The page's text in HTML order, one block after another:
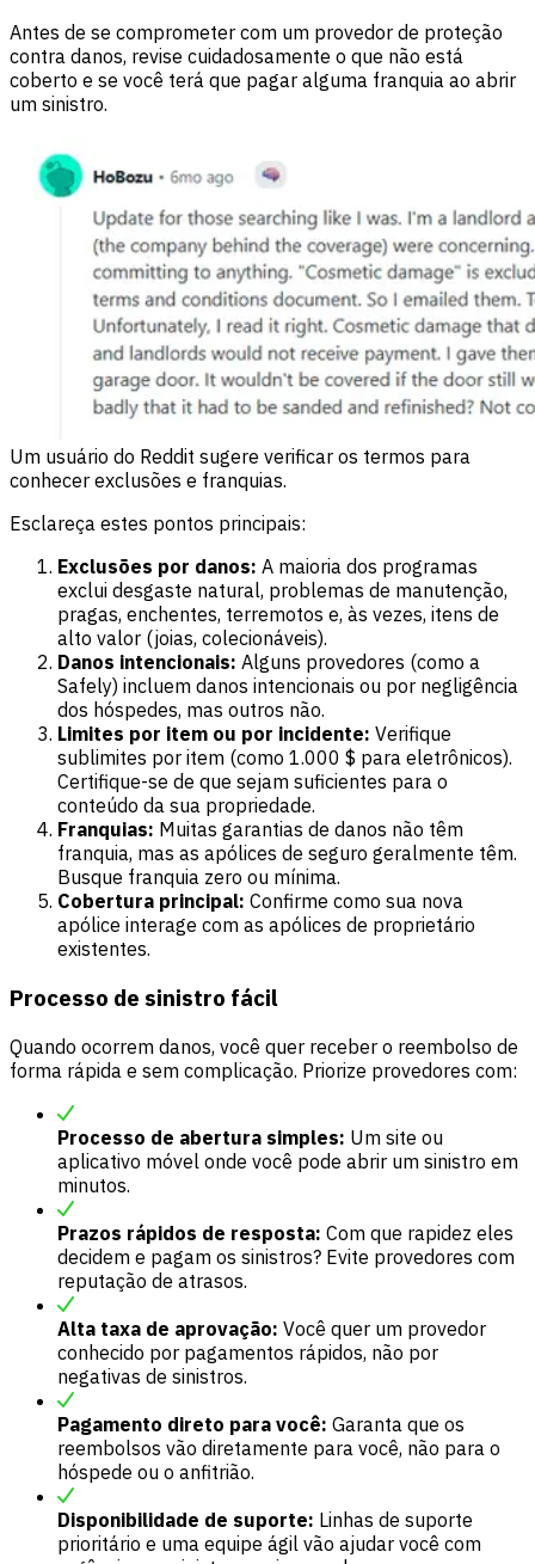
Antes de se comprometer com um provedor de proteção
contra danos, revise cuidadosamente o que não está
coberto e se você terá que pagar alguma franquia ao abrir
um sinistro.
Um usuário do Reddit sugere verificar os termos para
conhecer exclusões e franquias.
Esclareça estes pontos principais:
Exclusões por danos: A maioria dos programas
exclui desgaste natural, problemas de manutenção,
pragas, enchentes, terremotos e, às vezes, itens de
alto valor (joias, colecionáveis).
Danos intencionais: Alguns provedores (como a
Safely) incluem danos intencionais ou por negligência
dos hóspedes, mas outros não.
Limites por item ou por incidente: Verifique
sublimites por item (como 1.000 $ para eletrônicos).
Certifique-se de que sejam suficientes para o
conteúdo da sua propriedade.
Franquias: Muitas garantias de danos não têm
franquia, mas as apólices de seguro geralmente têm.
Busque franquia zero ou mínima.
Cobertura principal: Confirme como sua nova
apólice interage com as apólices de proprietário
existentes.
Processo de sinistro fácil
Quando ocorrem danos, você quer receber o reembolso de
forma rápida e sem complicação. Priorize provedores com:
Processo de abertura simples: Um site ou
aplicativo móvel onde você pode abrir um sinistro em
minutos.
Prazos rápidos de resposta: Com que rapidez eles
decidem e pagam os sinistros? Evite provedores com
reputação de atrasos.
Alta taxa de aprovação: Você quer um provedor
conhecido por pagamentos rápidos, não por
negativas de sinistros.
Pagamento direto para você: Garanta que os
reembolsos vão diretamente para você, não para o
hóspede ou o anfitrião.
Disponibilidade de suporte: Linhas de suporte
prioritário e uma equipe ágil vão ajudar você com